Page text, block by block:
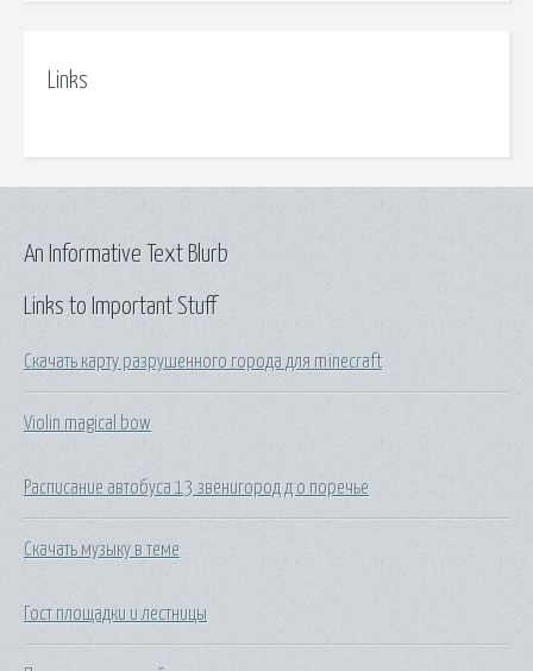
Links
Links to Important Stuff
Скачать карту разрушенного города для minecraft
Violin magical bow
Расписание автобуса 13 звенигород д о поречье
Скачать музыку в теме
Гост площадки и лестницы
An Informative Text Blurb